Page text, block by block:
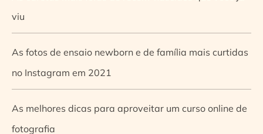
viu
As fotos de ensaio newborn e de família mais curtidas
no Instagram em 2021
As melhores dicas para aproveitar um curso online de
fotografia